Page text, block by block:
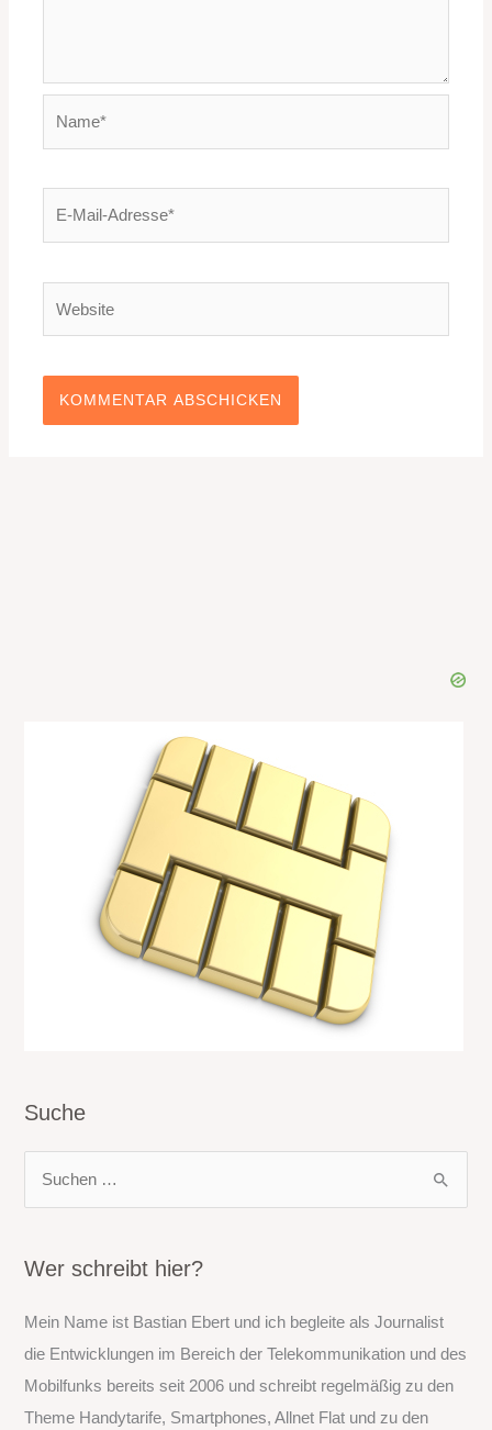
Suche
h
n
n
a
c
Wer schreibt hier?
Mein Name ist Bastian Ebert und ich begleite als Journalist
die Entwicklungen im Bereich der Telekommunikation und des
Mobilfunks bereits seit 2006 und schreibt regelmäßig zu den
Theme Handytarife, Smartphones, Allnet Flat und zu den